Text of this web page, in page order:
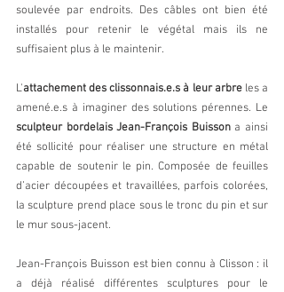
soulevée par endroits. Des câbles ont bien été
installés pour retenir le végétal mais ils ne
suffisaient plus à le maintenir.
L'attachement des clissonnais.e.s à leur arbre les a
sculpteur bordelais Jean-François Buisson a ainsi
été sollicité pour réaliser une structure en métal
capable de soutenir le pin. Composée de feuilles
d’acier découpées et travaillées, parfois colorées,
la sculpture prend place sous le tronc du pin et sur
le mur sous-jacent.
Jean-François Buisson est bien connu à Clisson : il
a déjà réalisé différentes sculptures pour le